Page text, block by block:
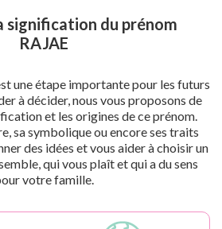
signification du prénom
RAJAE
une étape importante pour les futurs
à décider, nous vous proposons de
et les origines de ce prénom.
sa symbolique ou encore ses traits
des idées et vous aider à choisir un
qui vous plaît et qui a du sens
votre famille.